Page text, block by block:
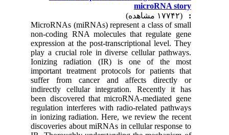
microRNA story
MicroRNAs (miRNAs) represent a class of small
non-coding RNA molecules that regulate gene
expression at the post-transcriptional level. They
play a crucial role in diverse cellular pathways.
Ionizing radiation (IR) is one of the most
important treatment protocols for patients that
suffer from cancer and affects directly or
indirectly cellular integration. Recently it has
been discovered that microRNA-mediated gene
regulation interferes with radio-related pathways
in ionizing radiation. Here, we review the recent
discoveries about miRNAs in cellular response to